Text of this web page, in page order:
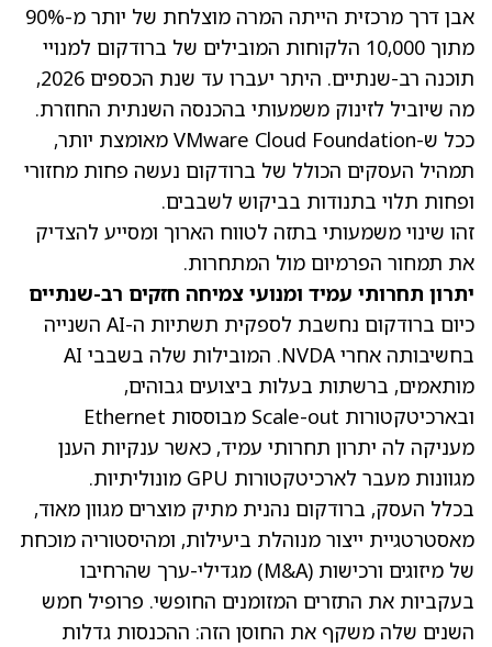
אבן דרך מרכזית הייתה המרה מוצלחת של יותר מ-90%
מתוך 10,000 הלקוחות המובילים של ברודקום למנויי
תוכנה רב-שנתיים. היתר יעברו עד שנת הכספים 2026,
מה שיוביל לזינוק משמעותי בהכנסה השנתית החוזרת.
ככל ש-VMware Cloud Foundation מאומצת יותר,
תמהיל העסקים הכולל של ברודקום נעשה פחות מחזורי
ופחות תלוי בתנודות בביקוש לשבבים.
זהו שינוי משמעותי בתזה לטווח הארוך ומסייע להצדיק
את תמחור הפרמיום מול המתחרות.
יתרון תחרותי עמיד ומנועי צמיחה חזקים רב-שנתיים
כיום ברודקום נחשבת לספקית תשתיות ה-AI השנייה
בחשיבותה אחרי NVDA. המובילות שלה בשבבי AI
מותאמים, ברשתות בעלות ביצועים גבוהים,
ובארכיטקטורות Scale-out מבוססות Ethernet
מעניקה לה יתרון תחרותי עמיד, כאשר ענקיות הענן
מגוונות מעבר לארכיטקטורות GPU מונוליתיות.
בכלל העסק, ברודקום נהנית מתיק מוצרים מגוון מאוד,
מאסטרטגיית ייצור מנוהלת ביעילות, ומהיסטוריה מוכחת
של מיזוגים ורכישות (M&A) מגדילי-ערך שהרחיבו
בעקביות את התזרים המזומנים החופשי. פרופיל חמש
השנים שלה משקף את החוסן הזה: ההכנסות גדלות